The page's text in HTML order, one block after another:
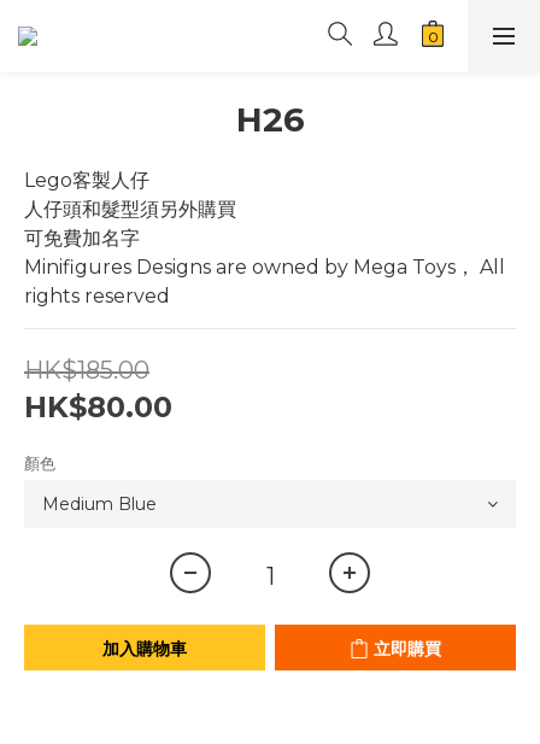
H26
Lego客製人仔
人仔頭和髮型須另外購買
可免費加名字
Minifigures Designs are owned by Mega Toys， All
rights reserved
HK$185.00
HK$80.00
顏色
加入購物車 立即購買